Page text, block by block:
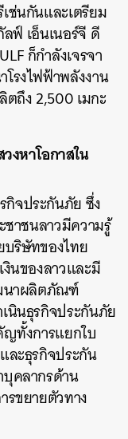
ช่นกันและเตรียม
ฟ์ เอ็นเนอร์จี ดี
ก็กำลังเจรจา
รงไฟฟ้าพลังงาน
ตถึง 2,500 เมกะ
หาโอกาสใน
กิจประกันภัย ซึ่ง
ชาชนลาวมีความรู้
บริษัทของไทย
นของลาวและมี
นาผลิตภัณฑ์
นินธุรกิจประกันภัย
ทั้งการแยกใบ
ะธุรกิจประกัน
คลากรด้าน
ขยายตัวทาง